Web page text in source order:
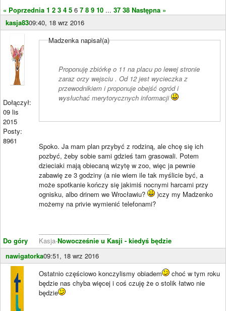
« Poprzednia 1 2 3 4 5 6 7 8 9 10 ... 37 38 Następna »
kasja8309:40, 18 wrz 2016
Dołączył:
09 lis
2015
Posty:
8961
Do góry
Madzenka napisał(a)
Proponuję zbiórkę o 11 na placu po lewej stronie
zaraz orzy wejsciu . Od 12 jest wycieczka z
przewodnikiem i proponuje obejść ogród i
wysłuchać merytorycznych informacji
Spoko. Ja mam plan przybyć z rodziną, ale chcę się ich
pozbyć, żeby sobie sami gdzieś tam grasowali. Potem
dzieciaki mają obiecaną wizytę w zoo, więc ja pewnie
zabawię ze 3 godziny (a nie wiem ile tak myślicie być, a
może spotkanie kończy się jakimiś nocnymi harcami przy
ognisku, albo drinem we Wrocławiu?
)czy my Madzenko
możemy na privie wymienić telefonami?
Kasja-Nowocześnie u Kasji - kiedyś będzie
nawigatorka09:51, 18 wrz 2016
Ostatnio częściowo konczylismy obiadem
choć w tym roku
będzie nas chyba więcej i coś czuję że o stolik łatwo nie
będzie